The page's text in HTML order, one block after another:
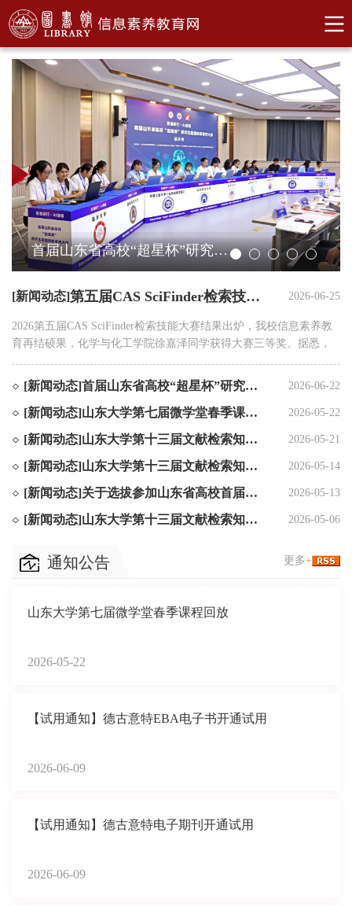
首届山东省高校“超星杯”研究生数智科研素养大赛总决赛于山东大学中心校区举办
[新闻动态] 第五届CAS SciFinder检索技能大赛结果出炉
2026第五届CAS SciFinder检索技能大赛结果出炉，我校信息素养教
育再结硕果，化学与化工学院徐嘉泽同学获得大赛三等奖。据悉，
等奖三人、三等奖十人，另有三十人获入围奖。序号获奖等级获奖
人姓名获奖人单位1一等奖马小龙中国科学院上海药物研究所2二等
奖刘翔宇中国科学院大学3朱贵君中国科学院上海药物研究所4陈鸣
2026-06-25
[新闻动态] 首届山东省高校“超星杯”研究生数智科研素养大赛总... 2026-06-22
[新闻动态] 山东大学第七届微学堂春季课程回放 2026-05-22
[新闻动态] 山东大学第十三届文献检索知识大赛获奖名单 2026-05-21
[新闻动态] 山东大学第十三届文献检索知识大赛（决赛）通知 2026-05-14
[新闻动态] 关于选拔参加山东省高校首届“超星杯”研究生数智科... 2026-05-13
[新闻动态] 山东大学第十三届文献检索知识大赛（初赛）公告 2026-05-06
通知公告 更多+
山东大学第七届微学堂春季课程回放
2026-05-22
【试用通知】德古意特EBA电子书开通试用
2026-06-09
【试用通知】德古意特电子期刊开通试用
2026-06-09